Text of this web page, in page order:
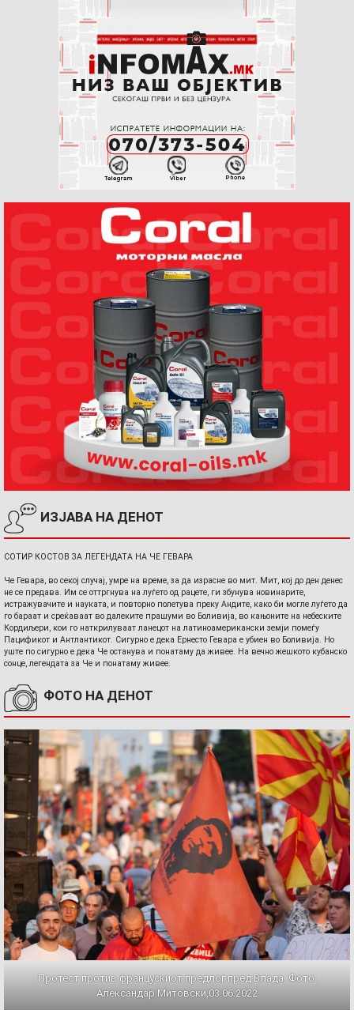
ИЗЈАВА НА ДЕНОТ
СОТИР КОСТОВ ЗА ЛЕГЕНДАТА НА ЧЕ ГЕВАРА
Че Гевара, во секој случај, умре на време, за да израсне во мит. Мит, кој до ден денес
не се предава. Им се оттргнува на луѓето од рацете, ги збунува новинарите,
истражувачите и науката, и повторно полетува преку Андите, како би могле луѓето да
го бараат и среќаваат во далеките прашуми во Боливија, во кањоните на небеските
Кордиљери, кои го наткрилуваат ланецот на латиноамерикански земји помеѓу
Пацификот и Антлантикот. Сигурно е дека Ернесто Гевара е убиен во Боливија. Но
уште по сигурно е дека Че останува и понатаму да живее. На вечно жешкото кубанско
сонце, легендата за Че и понатаму живее.
ФОТО НА ДЕНОТ
Протест против францускиот предлог пред Влада. Фото:
Александар Митовски,03.06.2022